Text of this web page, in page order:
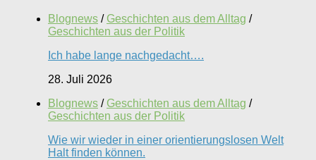
Blognews / Geschichten aus dem Alltag /
Geschichten aus der Politik
Ich habe lange nachgedacht….
28. Juli 2026
Blognews / Geschichten aus dem Alltag /
Geschichten aus der Politik
Wie wir wieder in einer orientierungslosen Welt
Halt finden können.